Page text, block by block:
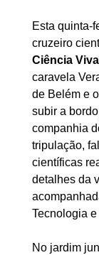
Esta quinta-
cruzeiro
Ciência
caravela
de Belém e
subir a
companhia
tripulação,
científicas
detalhes da
Tecnologia
No jardim